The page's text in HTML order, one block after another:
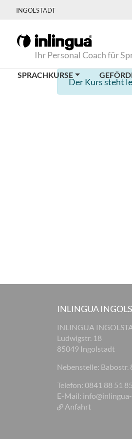
INGOLSTADT
Ihr Personal Coach für
SPRACHKURSE
Der Kurs steht
INLINGUA
INLINGUA
Ludwigstr. 18
85049 Ingolstadt
Nebenstelle: Babostr.
Telefon: 0841 88 51
E-Mail:
Anfahrt